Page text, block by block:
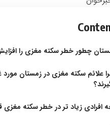
چطور خطر سکته مغزی را
علائم سکته مغزی در زمستان مورد
افرادی زیاد تر در خطر سکته مغزی